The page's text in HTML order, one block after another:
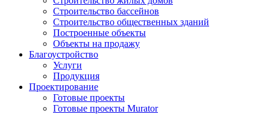
Строительство бассейнов
Строительство общественных зданий
Построенные объекты
Объекты на продажу
Благоустройство
Услуги
Продукция
Проектирование
Готовые проекты
Готовые проекты Murator